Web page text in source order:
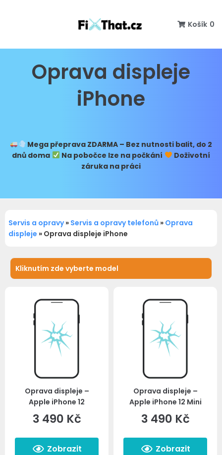
Košík 0
Oprava displeje
iPhone
Mega přepravaZDARMA – Bez nutnosti balit, do 2
dnů doma
Na pobočce lze na počkání
Doživotní
záruka na práci
Servis a opravy» Servis a opravy telefonů » Oprava
displeje » Oprava displeje iPhone
Oprava displeje –
Apple iPhone 12
3 490 Kč
Zobrazit
Oprava displeje –
Apple iPhone 12 Mini
3 490 Kč
Zobrazit